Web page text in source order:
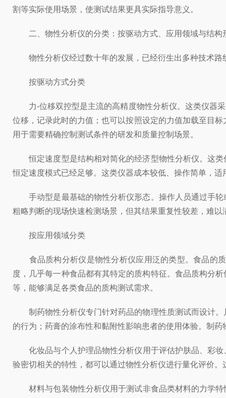
割等实际使用场景，使测试结果更具实际指导意义。
二、物性分析仪的分类：按驱动方式、应用领域与结构
物性分析仪经过数十年的发展，已经衍生出多种技术路
按驱动方式分类
力-位移双控型是主流的高精度物性分析仪。这类仪器采
位移，记录此时的力值；也可以按照设定的力值加载至目
用于需要精确控制测试条件的研发和质量控制场景。
恒定速度型是结构相对简化的经济型物性分析仪。这类
恒定速度模式已经足够。这类仪器成本较低、操作简单，
手动型是最基础的物性分析仪形态。操作人员通过手轮
粗略判断的现场快速检测场景，但其结果重复性较差，难
按应用领域分类
食品质构分析仪是物性分析仪应用泛的类型。食品的质
度，几乎每一种食品都有其特定的质构特征。食品质构分
等，能够满足各类食品的质构测试需求。
制药物性分析仪专门针对药品的物理性质测试而设计。
的行为；药膏的涂布性和黏附性影响患者的使用体验。制
化妆品与个人护理品物性分析仪用于评估护肤品、彩妆
验密切相关的特性，都可以通过物性分析仪进行量化评价
材料与包装物性分析仪用于测试非食品类材料的力学特